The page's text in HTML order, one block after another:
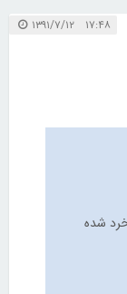
۱۷:۴۸ ۱۳۹۱/۷/۱۲
شده